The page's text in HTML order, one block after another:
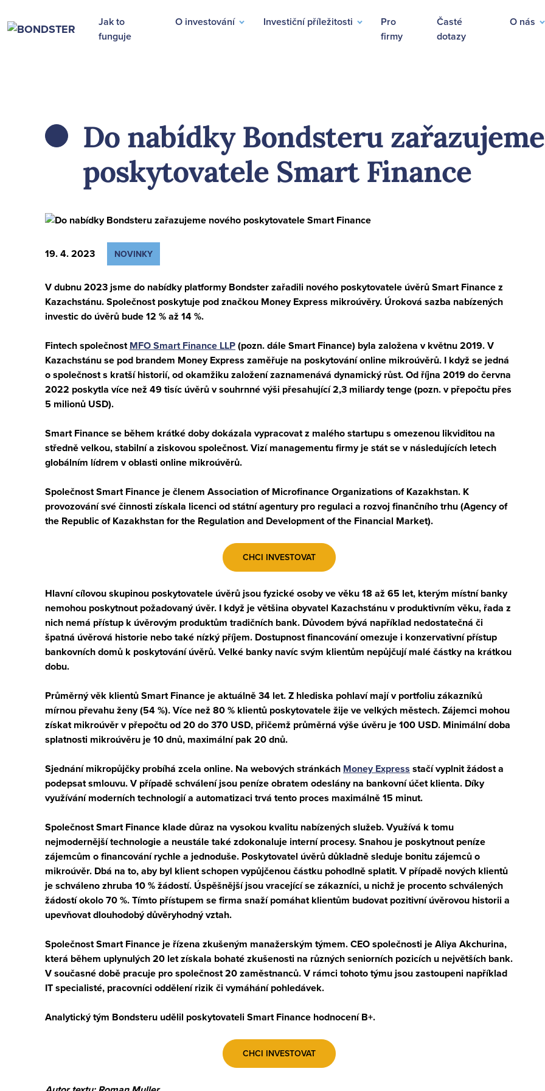
Jak to
funguje
O investování Investiční příležitosti
Pro
firmy
Časté
dotazy
O nás
ZPĚT
Do nabídky Bondsteru
poskytovatele Smart Finance
19. 4. 2023 NOVINKY
V dubnu 2023 jsme do nabídky platformy Bondster zařadili nového poskytovatele úvěrů Smart Finance z
Kazachstánu. Společnost poskytuje pod značkou Money Express mikroúvěry. Úroková sazba nabízených
investic do úvěrů bude 12 % až 14 %.
Fintech společnostMFO Smart Finance LLP(pozn. dále Smart Finance) byla založena v květnu 2019. V
Kazachstánuse pod brandem Money Express zaměřuje na poskytování online mikroúvěrů. I když se jedná
o společnost s kratší historií, od okamžiku založení zaznamenává dynamický růst. Od října 2019do června
2022 poskytla více než 49 tisíc úvěrův souhrnné výši přesahující2,3 miliardy tenge(pozn. v přepočtu přes
5 milionů USD).
Smart Financese během krátké doby dokázala vypracovat z malého startupu s omezenou likviditou na
středně velkou,stabilnía ziskovouspolečnost. Vizí managementu firmy je stát se v následujících letech
globálním lídrem v oblastionline mikroúvěrů.
Společnost Smart Finance je členem Association of Microfinance Organizations of Kazakhstan. K
provozování své činnosti získala licenciod státní agentury pro regulaci a rozvoj finančního trhu (Agency of
the Republic of Kazakhstan for the Regulation and Development of the Financial Market).
CHCI INVESTOVAT
Hlavní cílovou skupinou poskytovatele úvěrů jsou fyzické osoby ve věku 18 až 65 let, kterým místní banky
nemohou poskytnout požadovaný úvěr. I když je většina obyvatel Kazachstánu v produktivním věku, řada z
nich nemá přístup k úvěrovým produktům tradičních bank. Důvodem bývá například nedostatečná či
špatná úvěrová historie nebo také nízký příjem. Dostupnost financování omezuje i konzervativní přístup
bankovních domů k poskytování úvěrů. Velké banky navíc svým klientům nepůjčují malé částky na krátkou
dobu.
Průměrný věk klientů Smart Finance je aktuálně34 let. Z hlediska pohlaví mají v portfoliu zákazníků
mírnou převahuženy(54 %). Více než 80 % klientů poskytovatele žije ve velkých městech. Zájemci mohou
získat mikroúvěr v přepočtu od20do370 USD, přičemž průměrná výše úvěru je100 USD. Minimální doba
splatnosti mikroúvěru je10 dnů, maximální pak20 dnů.
Sjednání mikropůjčky probíhá zcela online. Na webových stránkách Money Express stačí vyplnit žádost a
podepsat smlouvu. V případě schválení jsou peníze obratem odeslány na bankovní účet klienta. Díky
využívání moderních technologií a automatizaci trvá tento proces maximálně15 minut.
Společnost Smart Finance klade důraz na vysokou kvalitu nabízených služeb. Využívá k tomu
nejmodernější technologie a neustále také zdokonaluje interní procesy. Snahou je poskytnout peníze
zájemcům o financovánírychlea jednoduše. Poskytovatel úvěrů důkladně sleduje bonitu zájemců o
mikroúvěr. Dbá na to, aby byl klient schopen vypůjčenou částku pohodlně splatit. V případě nových klientů
je schváleno zhruba 10 %žádostí. Úspěšnější jsou vracející se zákazníci, u nichž je procento schválených
žádostí okolo70 %. Tímto přístupem se firma snaží pomáhat klientům budovat pozitivní úvěrovou historii a
upevňovat dlouhodobý důvěryhodný vztah.
Společnost Smart Finance je řízena zkušeným manažerským týmem. CEO společnosti je Aliya Akchurina,
která během uplynulých 20 let získala bohaté zkušenosti na různých seniorních pozicích u největších bank.
V současné době pracuje pro společnost 20 zaměstnanců. V rámci tohoto týmu jsou zastoupeni například
IT specialisté, pracovníci oddělení rizik či vymáhání pohledávek.
Analytický tým Bondsteru udělil poskytovateli Smart Finance hodnocení B+.
CHCI INVESTOVAT